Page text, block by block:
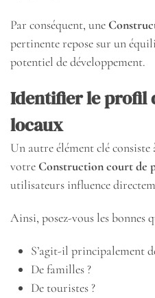
Par conséquent, une
pertinente repose sur un
potentiel de développement.
Identifier le profil
locaux
Un autre élément clé
votre Construction court de
utilisateurs influence
Ainsi, posez-vous les bonnes
S’agit-il principalement
De familles ?
De touristes ?